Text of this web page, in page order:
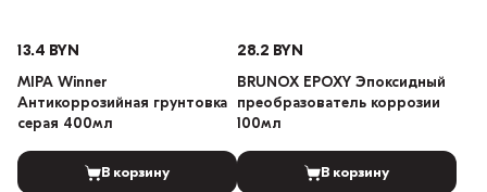
13.4 BYN
MIPA Winner
Антикоррозийная грунтовка
серая 400мл
В корзину
28.2 BYN
BRUNOX EPOXY Эпоксидный
преобразователь коррозии
100мл
В корзину